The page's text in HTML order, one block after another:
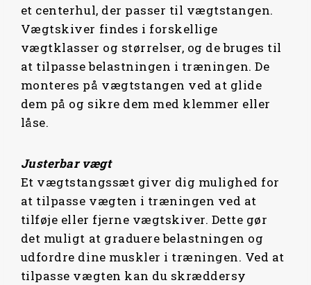
et centerhul, der passer til vægtstangen.
Vægtskiver findes i forskellige
vægtklasser og størrelser, og de bruges til
at tilpasse belastningen i træningen. De
monteres på vægtstangen ved at glide
dem på og sikre dem med klemmer eller
låse.
Justerbar vægt
Et vægtstangssæt giver dig mulighed for
at tilpasse vægten i træningen ved at
tilføje eller fjerne vægtskiver. Dette gør
det muligt at graduere belastningen og
udfordre dine muskler i træningen. Ved at
tilpasse vægten kan du skræddersy